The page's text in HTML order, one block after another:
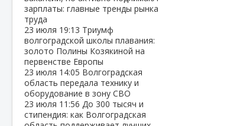
зарплаты: главные тренды рынка
труда
23 июля 19:13 Триумф
волгоградской школы плавания:
золото Полины Козякиной на
первенстве Европы
23 июля 14:05 Волгоградская
область передала технику и
оборудование в зону СВО
23 июля 11:56 До 300 тысяч и
стипендия: как Волгоградская